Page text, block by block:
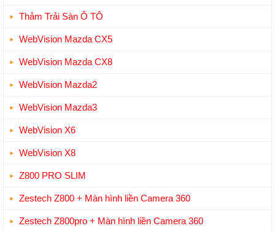
Thảm Trải Sàn Ô TÔ
WebVision Mazda CX5
WebVision Mazda CX8
WebVision Mazda2
WebVision Mazda3
WebVision X6
WebVision X8
Z800 PRO SLIM
Zestech Z800 + Màn hình liền Camera 360
Zestech Z800pro + Màn hình liền Camera 360